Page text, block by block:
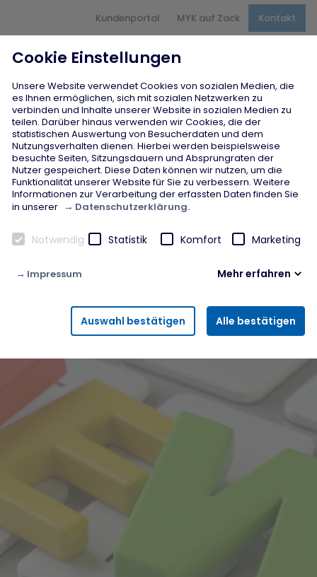
Cookie Einstellungen
Unsere Website verwendet Cookies von sozialen Medien, die
es Ihnen ermöglichen, sich mit sozialen Netzwerken zu
verbinden und Inhalte unserer Website in sozialen Medien zu
teilen. Darüber hinaus verwenden wir Cookies, die der
statistischen Auswertung von Besucherdaten und dem
Nutzungsverhalten dienen. Hierbei werden beispielsweise
besuchte Seiten, Sitzungsdauern und Absprungraten der
Nutzer gespeichert. Diese Daten können wir nutzen, um die
Funktionalität unserer Website für Sie zu verbessern. Weitere
Informationen zur Verarbeitung der erfassten Daten finden Sie
in unserer
Datenschutzerklärung.
Notwendig Statistik Komfort Marketing
Impressum
Mehr erfahren
Diese Cookies werden zur Gewährleistung von
Sicherheitsfunktionalitäten verwendet, die für den
reibungslosen Betrieb der Seite benötigt werden. Darunter fällt
„eingeloggt bleiben“, damit wir Ihnen bei einem erneuten
Besuch der Seite eine schnellere Nutzung unserer Dienste
ermöglichen können.
Statistik
Wir erfassen in bestimmten zeitlichen Abständen
Angebote stetig zu verbessern. Diese Daten verwenden wir
beispielsweise, um die Entwicklung von Besucherzahlen oder
den Effekt bestimmter Inhalte auf unsere Seitenbesucher
Diese Cookies helfen uns, Ihnen die Bedienung unserer Seiten
zu erleichtern. So können wir beispielsweise Suchergebnisse,
Suchbegriffe oder Webseiten-Einstellungen temporär
speichern und Ihnen diese bei einem erneuten Besuch der
Auswahl bestätigen Alle bestätigen
Kundenportal MYK auf Zack Kontakt